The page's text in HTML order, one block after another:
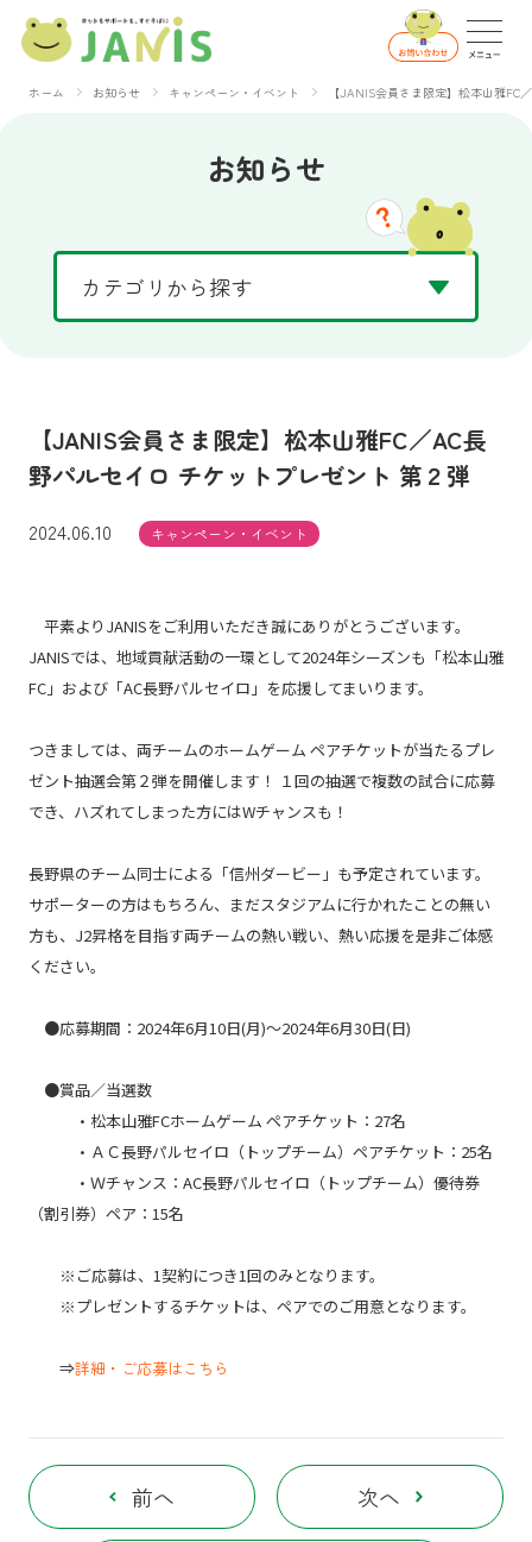
ホーム お知らせ キャンペーン・イベント 【JANIS会員さま限定】松本山雅FC
お知らせ
【JANIS会員さま限定】松本山雅FC／AC長
野パルセイロ チケットプレゼント 第２弾
2024.06.10 キャンペーン・イベント
平素より JANISをご利用いただき誠にありがとうございます。
JANISでは、地域貢献活動の一環として2024年シーズンも「松本山雅
FC」および「AC長野パルセイロ」を応援してまいり ます。
つきましては、両チームのホームゲーム ペアチケットが当たるプレ
ゼント抽選会第２弾を開催します！ １回の抽選で複数の試合に応募
でき、ハズれてしまった方にはWチャンスも！
長野県のチーム同士による「信州ダービー」も予定されています。
サポーターの方はもちろん、 まだスタジアムに行かれたことの無い
方も、J2昇格を目指す両チームの熱い戦い、熱い応援を是非ご体感
ください。
●応募期間：2024年6月10日(月)～2024年6月30日(日)
●賞品／当選数
・松本山雅FCホームゲーム ペアチケット：27名
・ＡＣ長野パルセイロ（トップチーム）ペアチケット：25名
・Ｗチャンス： AC長野パルセイロ（トップチーム）優待券
（割引券）ペア：15名
※ご応募は、1契約につき1回のみとなります。
※プレゼントするチケットは、ペアでのご用意となります。
⇒詳細・ご応募はこちら
前へ 次へ